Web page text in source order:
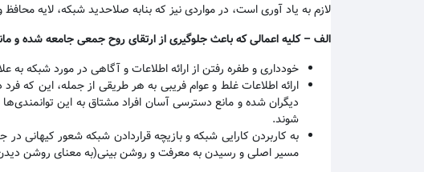
لازم به یاد آوری است، در مواردی نیز که بنابه صلاحدید شبکه، لایه
الف –کلیه اعمالی که باعث جلوگیری از ارتقای روح جمعی جامعه شده و
خودداری و طفره رفتن از ارائه اطلاعات و آگاهی در مورد شبکه
ارائه اطلاعات غلط و عوام فریبی به هر طریقی از جمله، این که
دیگران شده و مانع دسترسی آسان افراد مشتاق به این
شوند.
به کاربردن کارایی شبکه و بازیچه قراردادن شبکه شعور کیهانی
مسیر اصلی و رسیدن به معرفت و روشن بینی(به معنای روشن